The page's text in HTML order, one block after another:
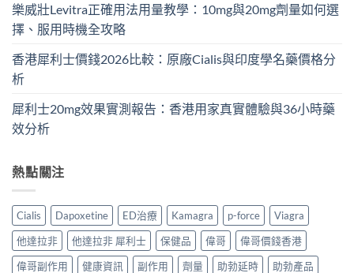
樂威壯Levitra正確用法用量教學：10mg與20mg劑量如何選
擇、服用時機全攻略
香港犀利士價錢2026比較：原廠Cialis與印度學名藥價格分
析
犀利士20mg效果實測報告：香港用家真實體驗與36小時藥
效分析
熱點關注
Cialis Dapoxetine ED治療 Kamagra p-force
Viagra
他達拉非
他達拉非 犀利士 保健品 偉哥
偉哥價錢香港
偉哥副作用
健康資訊 副作用 劑量 助勃延時 助勃產品